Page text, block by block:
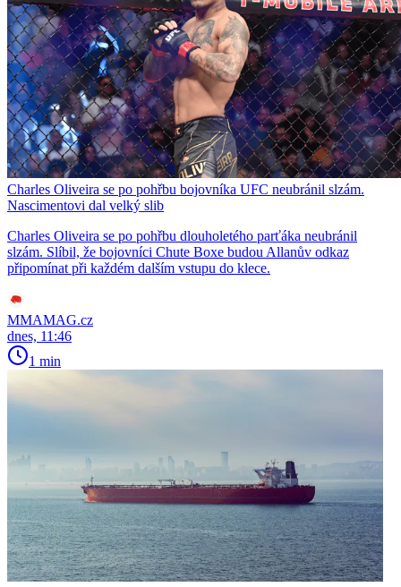
Charles Oliveira se po pohřbu bojovníka UFC neubránil slzám.
Nascimentovi dal velký slib
Charles Oliveira se po pohřbu dlouholetého parťáka neubránil
slzám. Slíbil, že bojovníci Chute Boxe budou Allanův odkaz
připomínat při každém dalším vstupu do klece.
MMAMAG.cz
dnes, 11:46
1 min